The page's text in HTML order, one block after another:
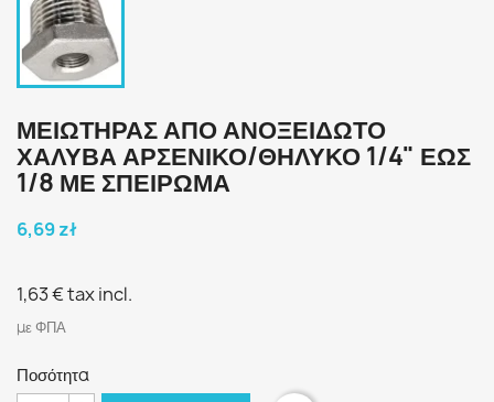
ΜΕΙΩΤΉΡΑΣ ΑΠΌ ΑΝΟΞΕΊΔΩΤΟ
ΧΆΛΥΒΑ ΑΡΣΕΝΙΚΌ/ΘΗΛΥΚΌ 1/4" ΈΩΣ
1/8 ΜΕ ΣΠΕΊΡΩΜΑ
6,69 zł
1,63 €tax incl.
με ΦΠΑ
Ποσότητα